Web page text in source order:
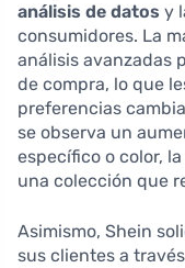
análisis de datos y
consumidores. La
análisis avanzadas
de compra, lo que
preferencias
se observa un
específico o color,
una colección que
Asimismo, Shein
sus clientes a